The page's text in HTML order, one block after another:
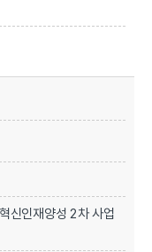
신인재양성 2차 사업